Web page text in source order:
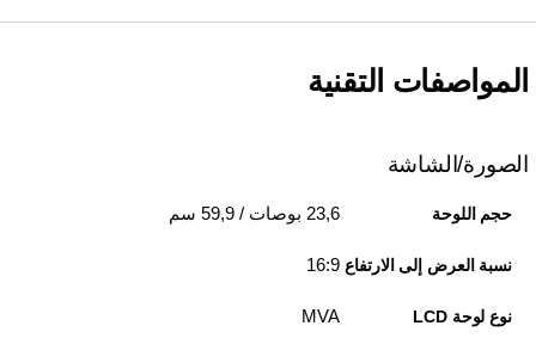
المواصفات التقنية
الصورة/الشاشة
حجم اللوحة 23,6 بوصات / 59,9 سم
نسبة العرض إلى الارتفاع 16:9
نوع لوحة LCD MVA